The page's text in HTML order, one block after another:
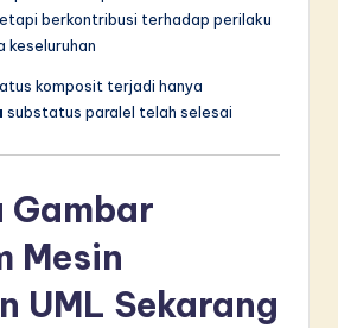
berkontribusi terhadap perilaku
keseluruhan
komposit terjadi hanya
substatus paralel telah selesai
Gambar
Mesin
UML Sekarang